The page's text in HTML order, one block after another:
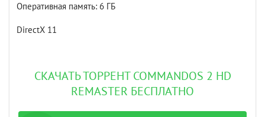
Оперативная память: 6 ГБ
DirectX 11
СКАЧАТЬ ТОРРЕНТ COMMANDOS 2 HD
REMASTER БЕСПЛАТНО